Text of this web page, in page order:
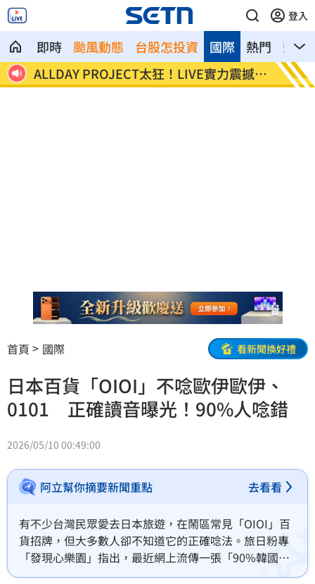
登入
即時 颱風動態 台股怎投資 熱門 影音
國際
莫
ALLDAY PROJECT太狂！LIVE實力震撼全
場
顧立
勞
首頁 國際 看新聞換好禮
日本百貨「OIOI」不唸歐伊歐伊、
0101 正確讀音曝光！90%人唸錯
2026/05/10 00:49:00
阿立幫你摘要新聞重點 去看看
有不少台灣民眾愛去日本旅遊，在鬧區常見「OIOI」百
貨招牌，但大多數人卻不知道它的正確唸法。旅日粉專
「發現心樂園」指出，最近網上流傳一張「90%韓國人
都看不懂的招牌」照片，而招牌正是「OIOI」百貨，並